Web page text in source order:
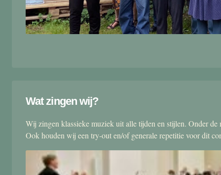
Wat zingen wij?
Wij zingen klassieke muziek uit alle tijden en stijlen. Onder
Ook houden wij een try-out en/of generale repetitie voor dit